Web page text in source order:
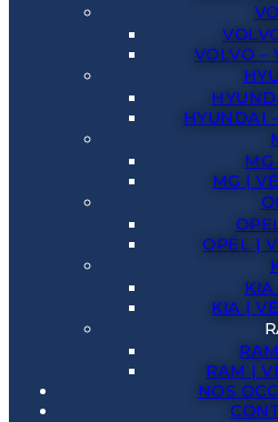
VOLVO –
HYUNDAI
MG |
OPEL |
KIA |
RAM |
NOS